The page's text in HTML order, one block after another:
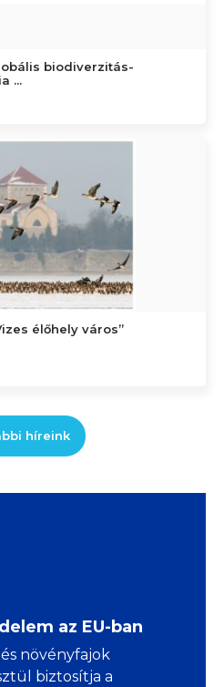
biodiverzitás-
...
élőhely város”
híreink
az EU-ban
növényfajok
biztosítja a